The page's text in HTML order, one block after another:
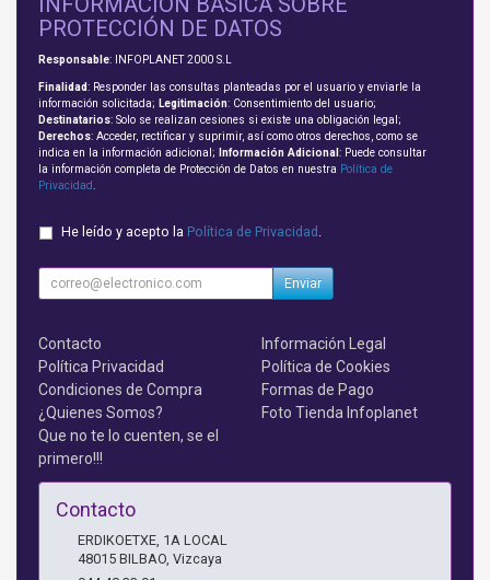
PROTECCIÓN DE DATOS
Responsable: INFOPLANET 2000 S.L
Finalidad: Responder las consultas planteadas por el usuario y enviarle la
información solicitada; Legitimación: Consentimiento del usuario;
Destinatarios: Solo se realizan cesiones si existe una obligación legal;
Derechos: Acceder, rectificar y suprimir, así como otros derechos, como se
indica en la información adicional;
Información Adicional : Puede consultar
la información completa de Protección de Datos en nuestra Política de
Privacidad
He leído y acepto la Política de Privacidad
Enviar
Contacto
Información Legal
Política Privacidad
Política de Cookies
Condiciones de Compra
Formas de Pago
¿Quienes Somos?
Foto Tienda Infoplanet
Que no te lo cuenten, se el
primero!!!
Contacto
ERDIKOETXE, 1A LOCAL
48015 BILBAO Vizcaya